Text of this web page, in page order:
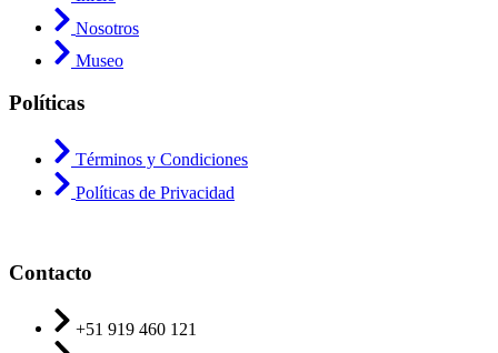
Nosotros
Museo
Políticas
Términos y Condiciones
Políticas de Privacidad
Contacto
+51 919 460 121